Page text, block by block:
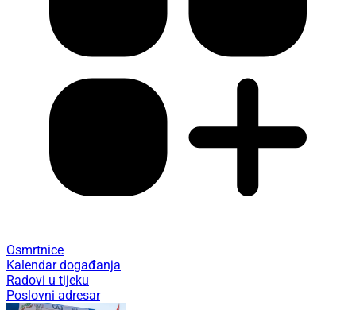
Osmrtnice
Kalendar događanja
Radovi u tijeku
Poslovni adresar